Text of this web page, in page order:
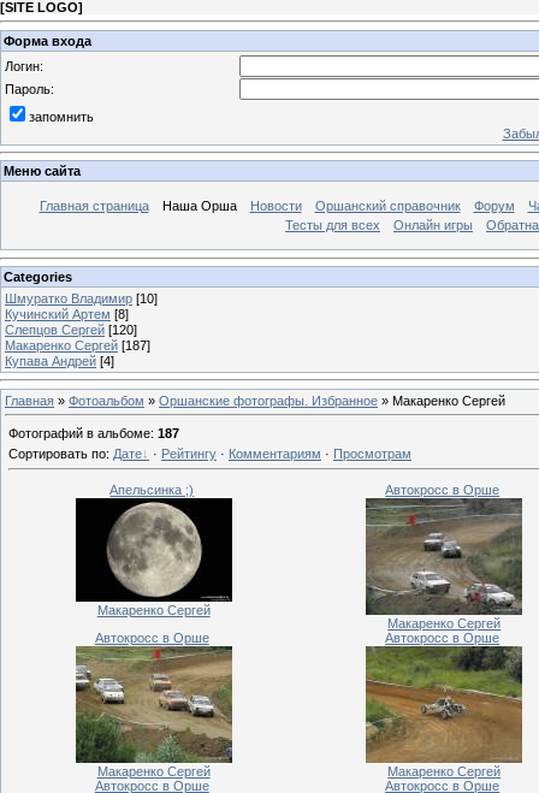
[SITE LOGO]
Форма входа
Логин:
Пароль:
запомнить
Меню сайта
Главная страница Наша Орша Новости Оршанский справочник Форум
Тесты для всех
Онлайн игры
Categories
Шмуратко Владимир [10]
Кучинский Артем [8]
Слепцов Сергей [120]
Макаренко Сергей [187]
Купава Андрей [4]
Главная » Фотоальбом » Оршанские фотографы. Избранное » Макаренко Сергей
Фотографий в альбоме: 187
Сортировать по: Дате · Рейтингу · Комментариям · Просмотрам
Апельсинка ;)
Макаренко Сергей
Автокросс в Орше
Макаренко Сергей
Автокросс в Орше
Макаренко Сергей
Автокросс в Орше
Макаренко Сергей
Автокросс в Орше
Автокросс в Орше